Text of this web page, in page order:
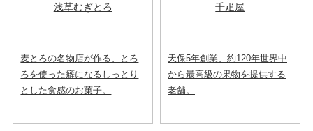
浅草むぎとろ
麦とろの名物店が作る、とろ
ろを使った癖になるしっとり
とした食感のお菓子。
千疋屋
天保5年創業、約120年世界中
から最高級の果物を提供する
老舗。